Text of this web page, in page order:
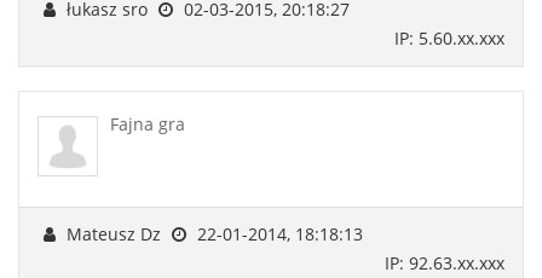
łukasz sro
02-03-2015, 20:18:27
IP: 5.60.xx.xxx
Fajna gra
Mateusz Dz
22-01-2014, 18:18:13
IP: 92.63.xx.xxx